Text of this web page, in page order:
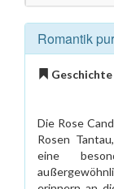
Romantik
Die Rose
Rosen
eine